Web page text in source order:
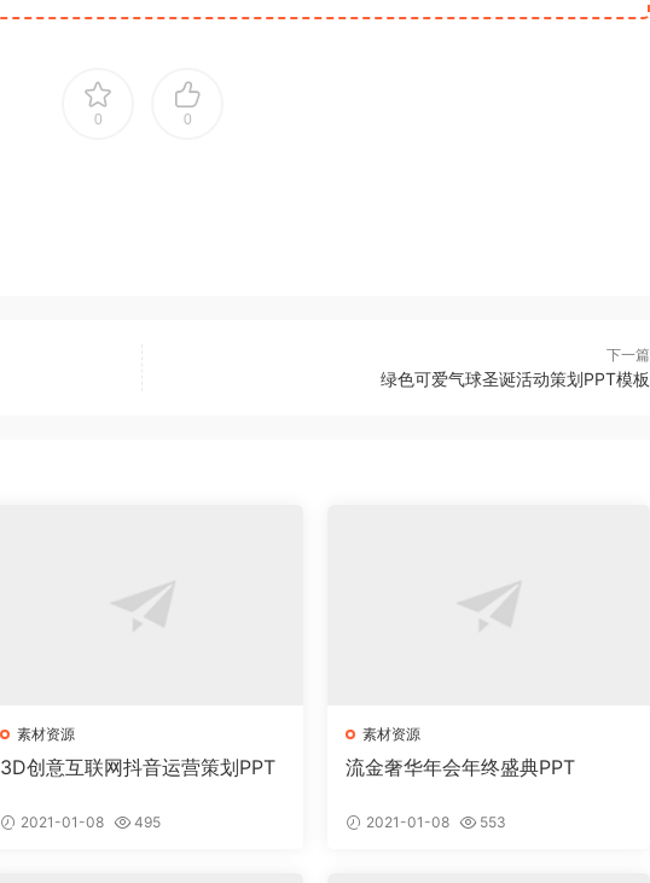
0 0
下一篇
绿色可爱气球圣诞活动策划PPT模板
素材资源
3D创意互联网抖音运营策划PPT
2021-01-08 495
素材资源
流金奢华年会年终盛典PPT
2021-01-08 553